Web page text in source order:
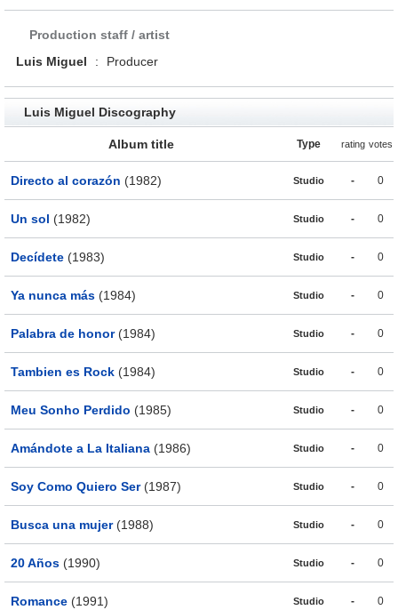
Production staff / artist
Luis Miguel
: Producer
Luis Miguel Discography
Album title Type rating votes
Directo al corazón (1982) Studio - 0
Un sol (1982) Studio - 0
Decídete (1983) Studio - 0
Ya nunca más (1984) Studio - 0
Palabra de honor(1984) Studio - 0
Tambien es Rock (1984) Studio - 0
Meu Sonho Perdido (1985) Studio - 0
Amándote a La Italiana (1986) Studio - 0
Soy Como Quiero Ser(1987) Studio - 0
Busca una mujer(1988) Studio - 0
20 Años (1990) Studio - 0
Romance (1991) Studio - 0